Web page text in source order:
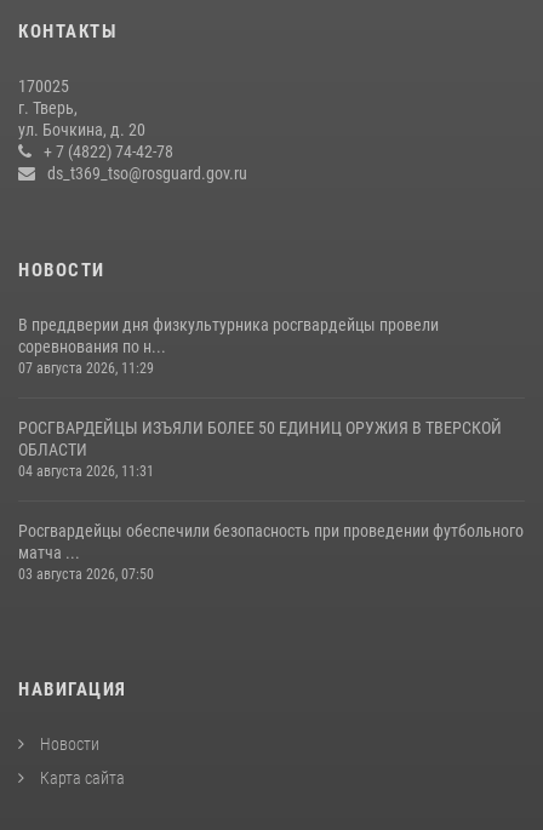
(видео)
Росгвардейцы оказали помощь водителю на дороге в городе Кашин
22 июля 2026, 08:35
КОНТАКТЫ
170025
г. Тверь,
ул. Бочкина, д. 20
+ 7 (4822) 74-42-78
ds_t369_tso@rosguard.gov.ru
НОВОСТИ
В преддверии дня физкультурника росгвардейцы провели
соревнования по н...
07 августа 2026, 11:29
РОСГВАРДЕЙЦЫ ИЗЪЯЛИ БОЛЕЕ 50 ЕДИНИЦ ОРУЖИЯ В ТВЕРСКОЙ
ОБЛАСТИ
04 августа 2026, 11:31
Росгвардейцы обеспечили безопасность при проведении футбольного
матча ...
03 августа 2026, 07:50
НАВИГАЦИЯ
Новости
Карта сайта